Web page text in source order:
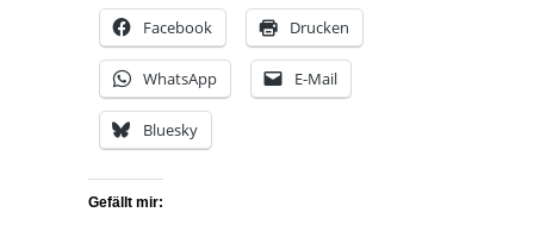
Facebook Drucken
WhatsApp E-Mail
Bluesky
Gefällt mir: